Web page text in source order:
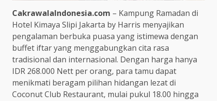
CakrawalaIndonesia.com – Kampung Ramadan di
Hotel Kimaya Slipi Jakarta by Harris menyajikan
pengalaman berbuka puasa yang istimewa dengan
buffet iftar yang menggabungkan cita rasa
tradisional dan internasional. Dengan harga hanya
IDR 268.000 Nett per orang, para tamu dapat
menikmati beragam pilihan hidangan lezat di
Coconut Club Restaurant, mulai pukul 18.00 hingga